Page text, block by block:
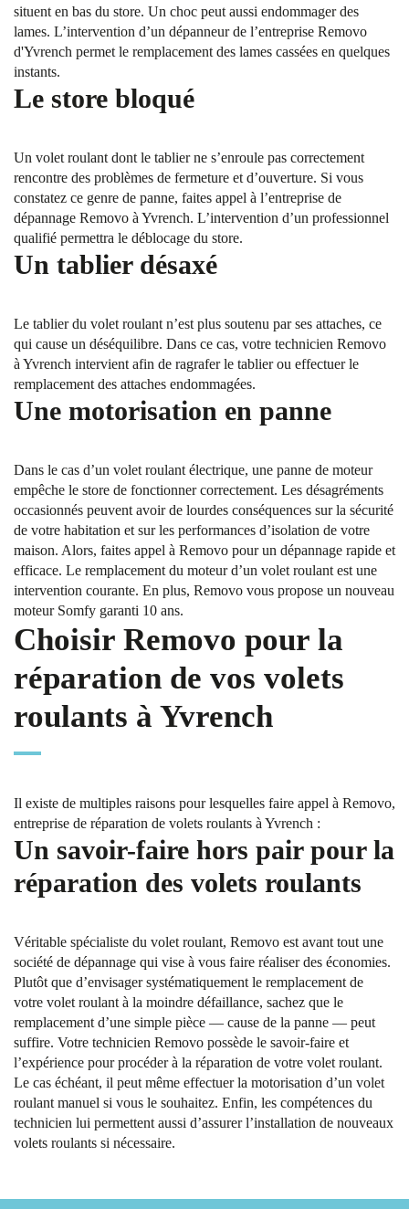
situent en bas du store. Un choc peut aussi endommager des
lames. L’intervention d’un dépanneur de l’entreprise Removo
d'Yvrench permet le remplacement des lames cassées en quelques
instants.
Le store bloqué
Un volet roulant dont le tablier ne s’enroule pas correctement
rencontre des problèmes de fermeture et d’ouverture. Si vous
constatez ce genre de panne, faites appel à l’entreprise de
dépannage Removo à Yvrench. L’intervention d’un professionnel
qualifié permettra le déblocage du store.
Un tablier désaxé
Le tablier du volet roulant n’est plus soutenu par ses attaches, ce
qui cause un déséquilibre. Dans ce cas, votre technicien Removo
à Yvrench intervient afin de ragrafer le tablier ou effectuer le
remplacement des attaches endommagées.
Une motorisation en panne
Dans le cas d’un volet roulant électrique, une panne de moteur
empêche le store de fonctionner correctement. Les désagréments
occasionnés peuvent avoir de lourdes conséquences sur la sécurité
de votre habitation et sur les performances d’isolation de votre
maison. Alors, faites appel à Removo pour un dépannage rapide et
efficace. Le remplacement du moteur d’un volet roulant est une
intervention courante. En plus, Removo vous propose un nouveau
moteur Somfy garanti 10 ans.
Choisir Removo pour la
réparation de vos volets
roulants à Yvrench
Il existe de multiples raisons pour lesquelles faire appel à Removo,
entreprise de réparation de volets roulants à Yvrench :
Un savoir-faire hors pair pour la
réparation des volets roulants
Véritable spécialiste du volet roulant, Removo est avant tout une
société de dépannage qui vise à vous faire réaliser des économies.
Plutôt que d’envisager systématiquement le remplacement de
votre volet roulant à la moindre défaillance, sachez que le
remplacement d’une simple pièce — cause de la panne — peut
suffire. Votre technicien Removo possède le savoir-faire et
l’expérience pour procéder à la réparation de votre volet roulant.
Le cas échéant, il peut même effectuer la motorisation d’un volet
roulant manuel si vous le souhaitez. Enfin, les compétences du
technicien lui permettent aussi d’assurer l’installation de nouveaux
volets roulants si nécessaire.